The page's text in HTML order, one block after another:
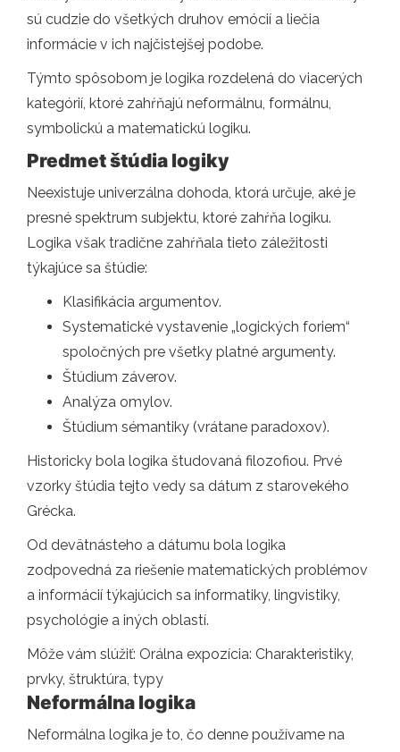
sú cudzie do všetkých druhov emócií a liečia
informácie v ich najčistejšej podobe.
Týmto spôsobom je logika rozdelená do viacerých
kategórií, ktoré zahŕňajú neformálnu, formálnu,
symbolickú a matematickú logiku.
Predmet štúdia logiky
Neexistuje univerzálna dohoda, ktorá určuje, aké je
presné spektrum subjektu, ktoré zahŕňa logiku.
Logika však tradične zahŕňala tieto záležitosti
týkajúce sa štúdie:
Klasifikácia argumentov.
Systematické vystavenie „logických foriem“
spoločných pre všetky platné argumenty.
Štúdium záverov.
Analýza omylov.
Štúdium sémantiky (vrátane paradoxov).
Historicky bola logika študovaná filozofiou. Prvé
vzorky štúdia tejto vedy sa dátum z starovekého
Grécka.
Od devätnásteho a dátumu bola logika
zodpovedná za riešenie matematických problémov
a informácií týkajúcich sa informatiky, lingvistiky,
psychológie a iných oblastí.
Môže vám slúžiť: Orálna expozícia: Charakteristiky,
prvky, štruktúra, typy
Neformálna logika
Neformálna logika je to, čo denne používame na